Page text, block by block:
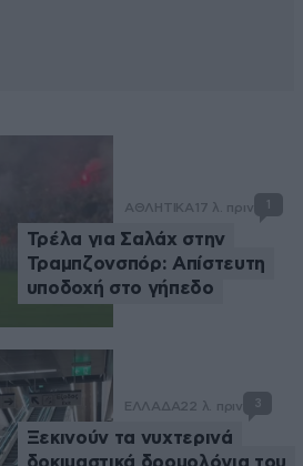
ΑΘΛΗΤΙΚΑ 17 λ. πριν 1
Τρέλα για Σαλάχ στην
Τραμπζονσπόρ: Απίστευτη
υποδοχή στο γήπεδο
ΕΛΛΑΔΑ22 λ. πριν 3
Ξεκινούν τα νυχτερινά
δοκιμαστικά δρομολόγια του